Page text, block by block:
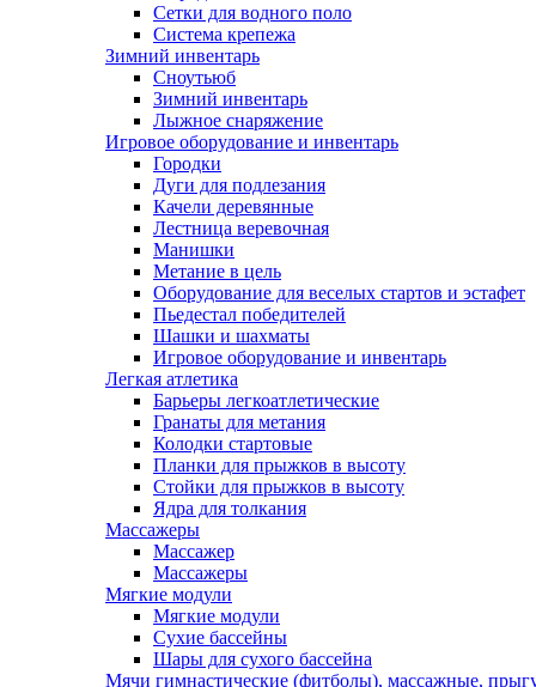
Сетки для водного поло
Система крепежа
Зимний инвентарь
Сноутьюб
Зимний инвентарь
Лыжное снаряжение
Игровое оборудование и инвентарь
Городки
Дуги для подлезания
Качели деревянные
Лестница веревочная
Манишки
Метание в цель
Оборудование для веселых стартов и эстафет
Пьедестал победителей
Шашки и шахматы
Игровое оборудование и инвентарь
Легкая атлетика
Барьеры легкоатлетические
Гранаты для метания
Колодки стартовые
Планки для прыжков в высоту
Стойки для прыжков в высоту
Ядра для толкания
Массажеры
Массажер
Массажеры
Мягкие модули
Мягкие модули
Сухие бассейны
Шары для сухого бассейна
Мячи гимнастические (фитболы), массажные,